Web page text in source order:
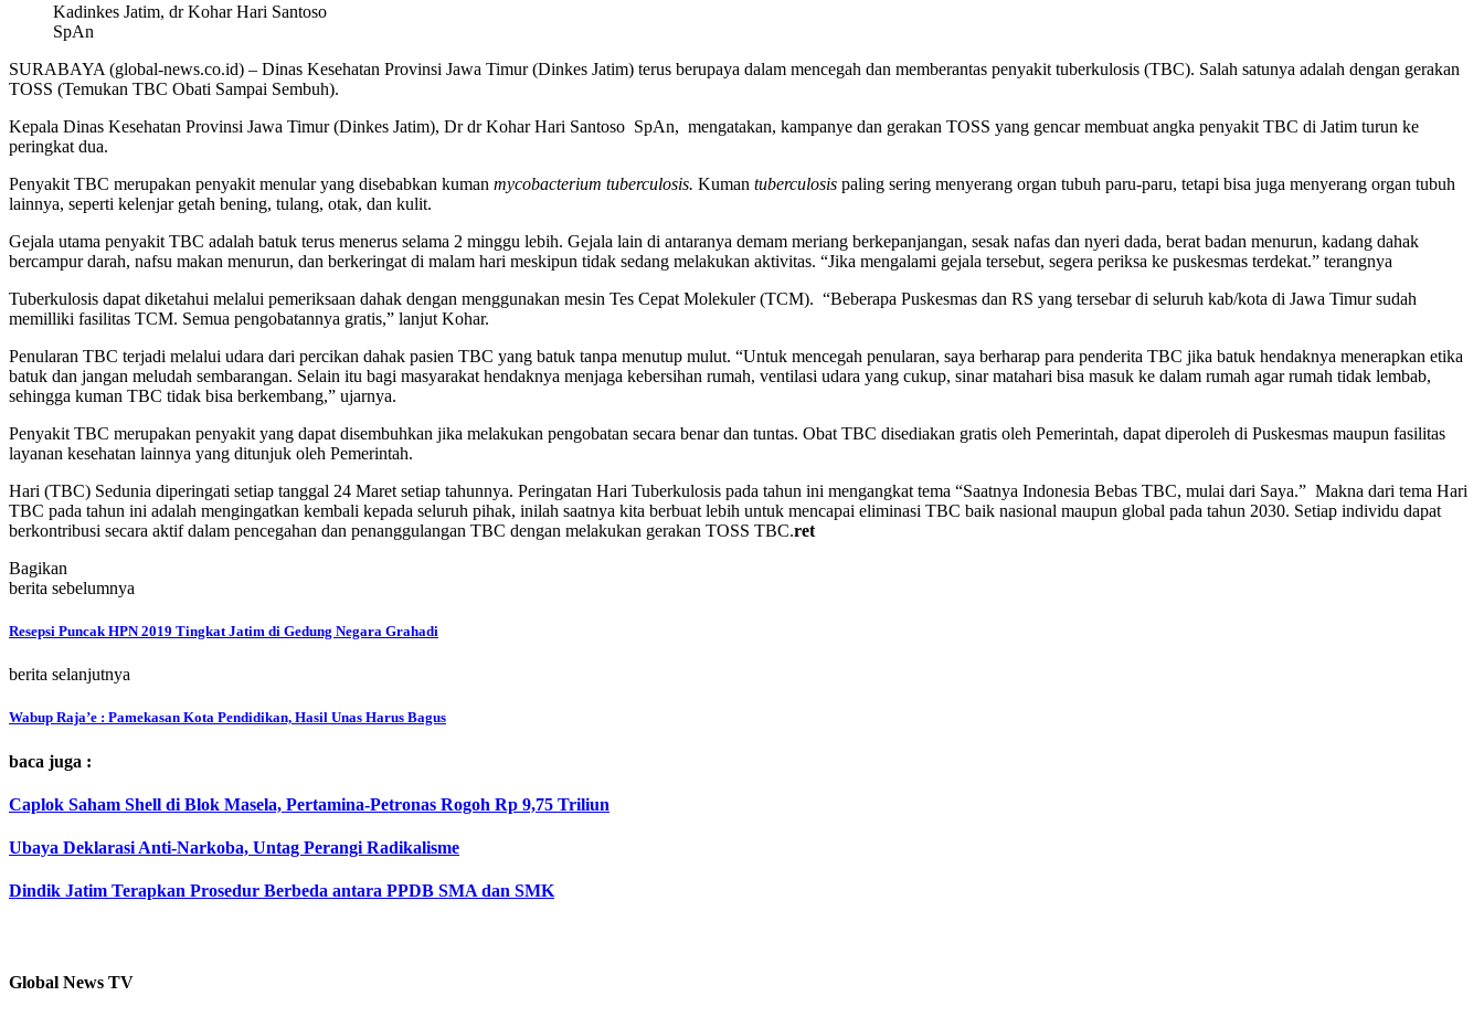
Kadinkes Jatim, dr Kohar Hari Santoso
SpAn
SURABAYA (global-news.co.id) – Dinas Kesehatan Provinsi Jawa Timur (Dinkes Jatim) terus berupaya dalam mencegah dan memberantas penyakit tuberkulosis (TBC). Salah satunya adalah dengan gerakan
TOSS (Temukan TBC Obati Sampai Sembuh).
Kepala Dinas Kesehatan Provinsi Jawa Timur (Dinkes Jatim), Dr dr Kohar Hari Santoso SpAn, mengatakan, kampanye dan gerakan TOSS yang gencar membuat angka penyakit TBC di Jatim turun ke
peringkat dua.
Penyakit TBC merupakan penyakit menular yang disebabkan kuman mycobacterium tuberculosis. Kuman tuberculosis paling sering menyerang organ tubuh paru-paru, tetapi bisa juga menyerang organ tubuh
lainnya, seperti kelenjar getah bening, tulang, otak, dan kulit.
Gejala utama penyakit TBC adalah batuk terus menerus selama 2 minggu lebih. Gejala lain di antaranya demam meriang berkepanjangan, sesak nafas dan nyeri dada, berat badan menurun, kadang dahak
bercampur darah, nafsu makan menurun, dan berkeringat di malam hari meskipun tidak sedang melakukan aktivitas. “Jika mengalami gejala tersebut, segera periksa ke puskesmas terdekat.” terangnya
Tuberkulosis dapat diketahui melalui pemeriksaan dahak dengan menggunakan mesin Tes Cepat Molekuler (TCM). “Beberapa Puskesmas dan RS yang tersebar di seluruh kab/kota di Jawa Timur sudah
memilliki fasilitas TCM. Semua pengobatannya gratis,” lanjut Kohar.
Penularan TBC terjadi melalui udara dari percikan dahak pasien TBC yang batuk tanpa menutup mulut. “Untuk mencegah penularan, saya berharap para penderita TBC jika batuk hendaknya menerapkan etika
batuk dan jangan meludah sembarangan. Selain itu bagi masyarakat hendaknya menjaga kebersihan rumah, ventilasi udara yang cukup, sinar matahari bisa masuk ke dalam rumah agar rumah tidak lembab,
sehingga kuman TBC tidak bisa berkembang,” ujarnya.
Penyakit TBC merupakan penyakit yang dapat disembuhkan jika melakukan pengobatan secara benar dan tuntas. Obat TBC disediakan gratis oleh Pemerintah, dapat diperoleh di Puskesmas maupun fasilitas
layanan kesehatan lainnya yang ditunjuk oleh Pemerintah.
Hari (TBC) Sedunia diperingati setiap tanggal 24 Maret setiap tahunnya. Peringatan Hari Tuberkulosis pada tahun ini mengangkat tema “Saatnya Indonesia Bebas TBC, mulai dari Saya.” Makna dari tema Hari
TBC pada tahun ini adalah mengingatkan kembali kepada seluruh pihak, inilah saatnya kita berbuat lebih untuk mencapai eliminasi TBC baik nasional maupun global pada tahun 2030. Setiap individu dapat
berkontribusi secara aktif dalam pencegahan dan penanggulangan TBC dengan melakukan gerakan TOSS TBC.ret
Bagikan
berita sebelumnya
Resepsi Puncak HPN 2019 Tingkat Jatim di Gedung Negara Grahadi
berita selanjutnya
Wabup Raja’e : Pamekasan Kota Pendidikan, Hasil Unas Harus Bagus
baca juga :
Caplok Saham Shell di Blok Masela, Pertamina-Petronas Rogoh Rp 9,75 Triliun
Ubaya Deklarasi Anti-Narkoba, Untag Perangi Radikalisme
Dindik Jatim Terapkan Prosedur Berbeda antara PPDB SMA dan SMK
Global News TV